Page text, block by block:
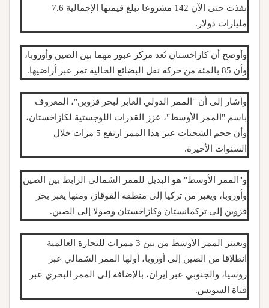
نفذت حتى الآن 142 مشروعا تبلغ قيمتها الإجمالية 7.6
مليارات دولار.
وأوضح أن كازاخستان تُعد مركز عبور مهما بين الصين وأوروبا،
وأن 85 بالمئة من حركة نقل البضائع الحالية تمر عبر أراضيها.
وأشار إلى أن "الممر الدولي العابر لبحر قزوين"، المعروف
باسم "الممر الأوسط"، عزز القدرات اللوجستية لكازاخستان،
وأن حجم الشحنات عبر هذا الممر ارتفع 5 مرات خلال
السنوات الأخيرة.
و"الممر الأوسط" هو البديل للممر الشمالي الرابط بين الصين
وأوروبا، ويعبر من تركيا إلى منطقة القوقاز، ومنها يعبر بحر
قزوين إلى تركمانستان وكازاخستان وصولا إلى الصين.
ويعتبر الممر الأوسط من بين 3 ممرات للتجارة العالمية
انطلاقا من الصين إلى أوروبا، أولها الممر الشمالي عبر
روسيا، والجنوبي عبر إيران، بالإضافة إلى الممر البحري عبر
قناة السويس.